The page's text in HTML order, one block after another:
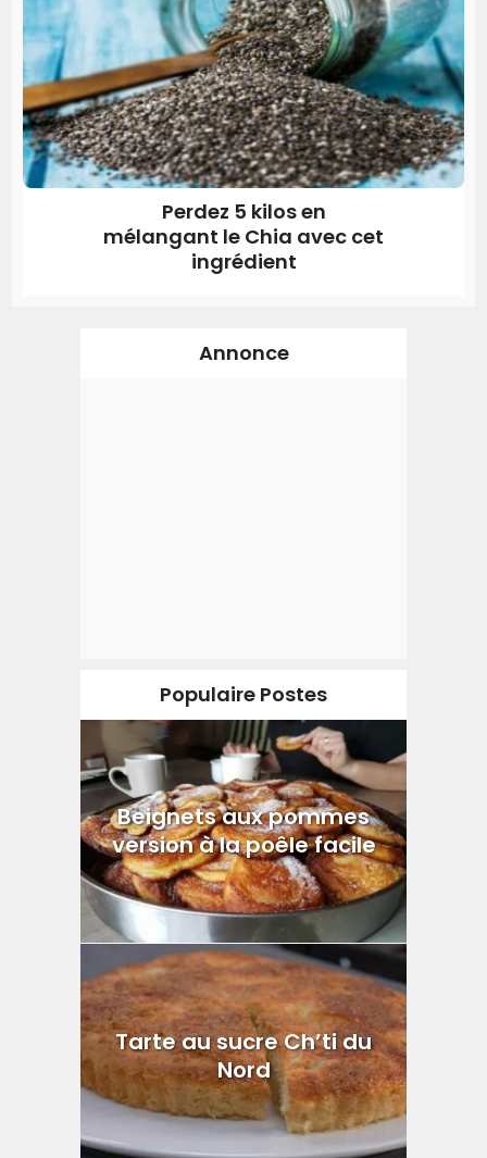
Perdez 5 kilos en
mélangant le Chia avec cet
ingrédient
Annonce
Populaire Postes
Beignets aux pommes
version à la poêle facile
Tarte au sucre Ch’ti du
Nord